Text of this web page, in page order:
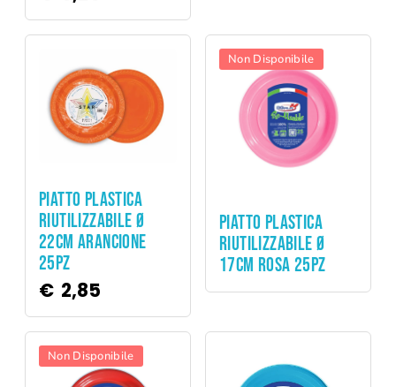
PIATTO PLASTICA
RIUTILIZZABILE Ø
22CM ARANCIONE
25PZ
€ 2,85
Non Disponibile
PIATTO PLASTICA
RIUTILIZZABILE Ø
17CM ROSA 25PZ
Non Disponibile